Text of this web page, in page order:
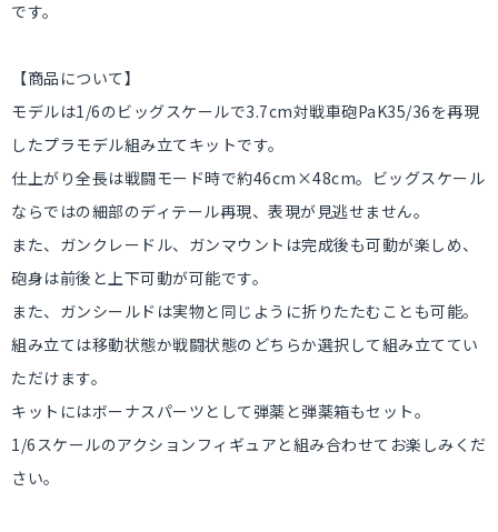
です。
【商品について】
モデルは1/6のビッグスケールで3.7cm対戦車砲PaK35/36を再現
したプラモデル組み立てキットです。
仕上がり全長は戦闘モード時で約46cm×48cm。ビッグスケール
ならではの細部のディテール再現、表現が見逃せません。
また、ガンクレードル、ガンマウントは完成後も可動が楽しめ、
砲身は前後と上下可動が可能です。
また、ガンシールドは実物と同じように折りたたむことも可能。
組み立ては移動状態か戦闘状態のどちらか選択して組み立ててい
ただけます。
キットにはボーナスパーツとして弾薬と弾薬箱もセット。
1/6スケールのアクションフィギュアと組み合わせてお楽しみくだ
さい。